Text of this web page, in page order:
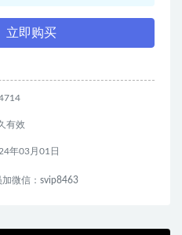
立即购买
有效
年03月01日
加微信：svip8463